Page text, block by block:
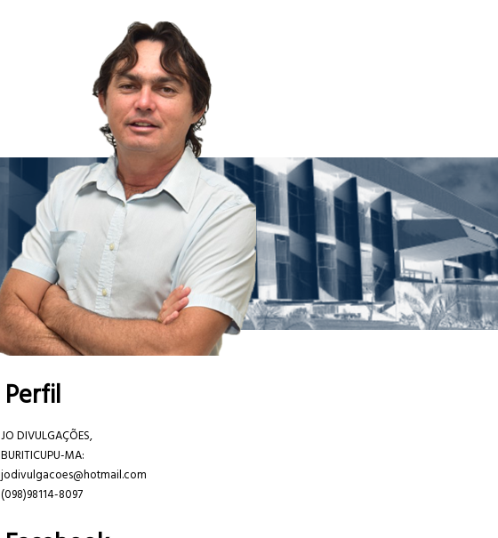
Perfil
JO DIVULGAÇÕES,
BURITICUPU-MA:
jodivulgacoes@hotmail.com
(098)98114-8097